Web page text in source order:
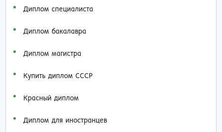
Диплом специалиста
Диплом бакалавра
Диплом магистра
Купить диплом СССР
Красный диплом
Диплом для иностранцев